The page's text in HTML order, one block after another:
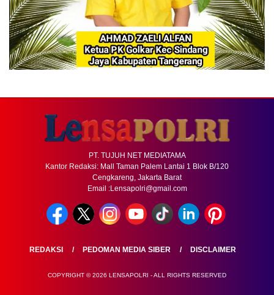
PT. TUJUH NET MEDIATAMA
Kantor Redaksi: Mall Taman Palem Lantai 1 Blok B/120
Cengkareng, Jakarta Barat
Email :Lensapolri@gmail.com
REDAKSI PEDOMAN MEDIA SIBER DISCLAIMER
COPYRIGHT © 2026 LENSAPOLRI - ALL RIGHTS RESERVED